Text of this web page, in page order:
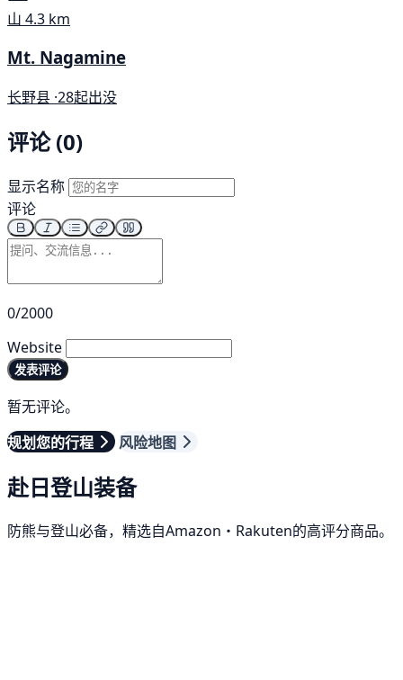
山 4.3 km
Mt. Nagamine
长野县 ·28起出没
评论 (0)
显示名称
评论
0/2000
Website
发表评论
暂无评论。
规划您的行程
风险地图
赴日登山装备
防熊与登山必备，精选自Amazon・Rakuten的高评分商品。